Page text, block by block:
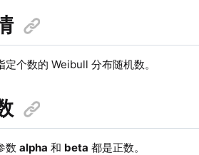
定个数的 Weibull 分布随机数。
数alpha 和 beta 都是正数。